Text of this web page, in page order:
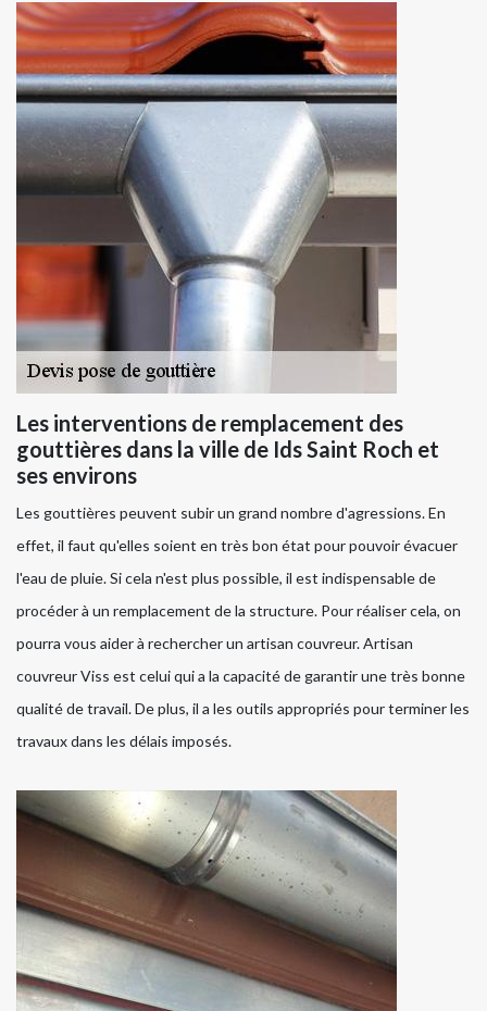
Les interventions de remplacement des
gouttières dans la ville de Ids Saint Roch et
ses environs
Les gouttières peuvent subir un grand nombre d'agressions. En
effet, il faut qu'elles soient en très bon état pour pouvoir évacuer
l'eau de pluie. Si cela n'est plus possible, il est indispensable de
procéder à un remplacement de la structure. Pour réaliser cela, on
pourra vous aider à rechercher un artisan couvreur. Artisan
couvreur Viss est celui qui a la capacité de garantir une très bonne
qualité de travail. De plus, il a les outils appropriés pour terminer les
travaux dans les délais imposés.